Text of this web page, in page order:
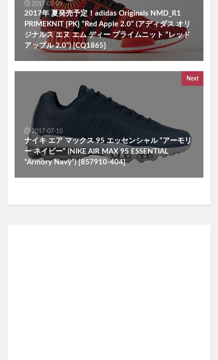
2017-07-09
2017年 夏発売予定！adidas Originals NMD_R1
PRIMEKNIT {PK} “Red Apple 2.0” (アディダス オリ
ジナルス エヌ エム ディー プライムニット “レッド
アップル 2.0”) [CQ1865]
Next
2017-07-10
ナイキ エア マックス 95 エッセンシャル “アーモリ
ー ネイビー” (NIKE AIR MAX 95 ESSENTIAL
“Armory Navy”) [857910-404]